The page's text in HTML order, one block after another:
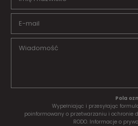
Pola
Wypełniając i przesyłając
poinformowany o przetwarzaniu i ochronie
RODO. Informacje o